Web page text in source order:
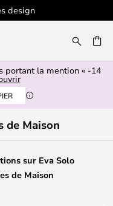
design
portant la mention « -14
de Maison
sur Eva Solo
de Maison